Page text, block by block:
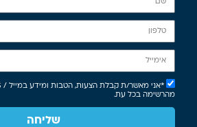
מהרשימה בכל עת.
שליחה